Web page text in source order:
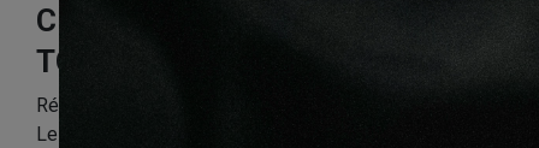
CHÊNE
TOURNESOL
Référence:
Le